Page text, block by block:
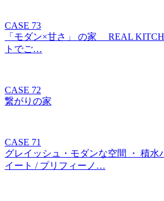
CASE 73
「モダン×甘さ」 の家 REAL
トでご…
CASE 72
繋がりの家
CASE 71
グレイッシュ・モダンな空間 ・ 積
イート / プリフィーノ…